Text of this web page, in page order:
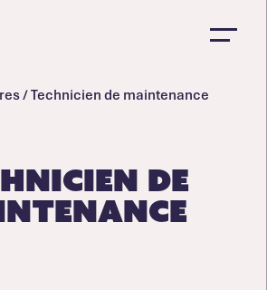
/Technicien de maintenance
de